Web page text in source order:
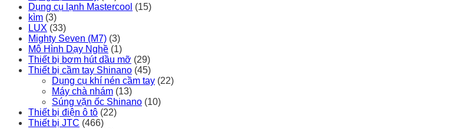
Dụng cụ lạnh Mastercool (15)
kìm (3)
LUX (33)
Mighty Seven (M7) (3)
Mô Hình Dạy Nghề (1)
Thiết bị bơm hút dầu mỡ (29)
Thiết bị cầm tay Shinano (45)
Dụng cụ khí nén cầm tay (22)
Máy chà nhám (13)
Súng vặn ốc Shinano (10)
Thiết bị điện ô tô (22)
Thiết bị JTC (466)